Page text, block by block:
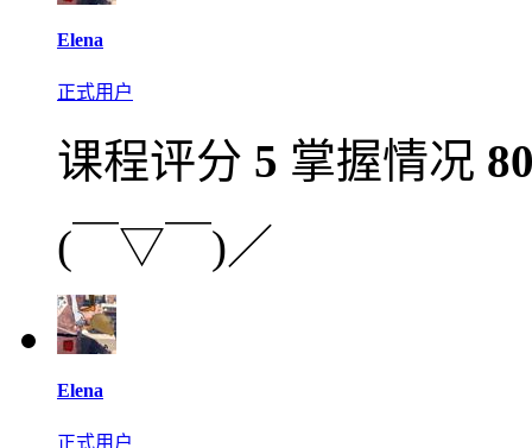
Elena
正式用户
课程评分 5 掌握情况
(￣▽￣)／
Elena
正式用户